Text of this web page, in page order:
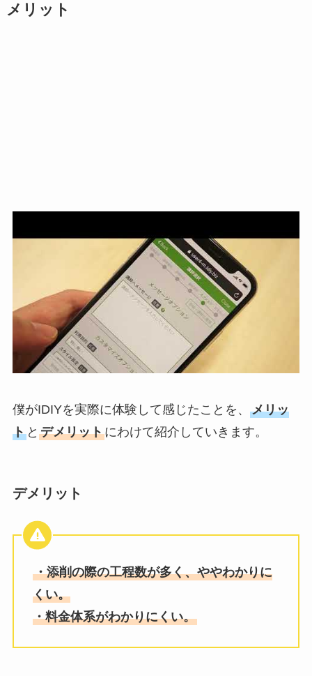
メリット
僕がIDIYを実際に体験して感じたことを、 メリッ
トと デメリットにわけて紹介していきます。
デメリット
・添削の際の工程数が多く、ややわかりに
くい。
・料金体系がわかりにくい。